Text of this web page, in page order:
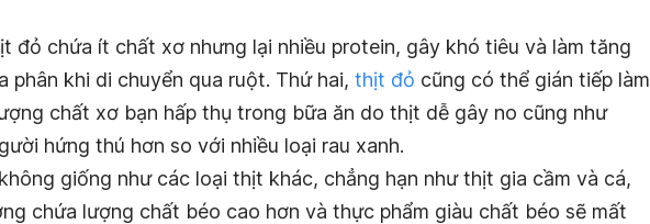
đỏ chứa ít chất xơ nhưng lại nhiều protein, gây khó tiêu và làm tăng
phân khi di chuyển qua ruột. Thứ hai, thịt đỏ cũng có thể gián tiếp làm
chất xơ bạn hấp thụ trong bữa ăn do thịt dễ gây no cũng như
hứng thú hơn so với nhiều loại rau xanh.
giống như các loại thịt khác, chẳng hạn như thịt gia cầm và cá,
chứa lượng chất béo cao hơn và thực phẩm giàu chất béo sẽ mất